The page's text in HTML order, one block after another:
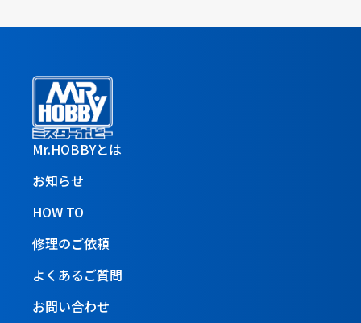
Mr.HOBBYとは
お知らせ
HOW TO
修理のご依頼
よくあるご質問
お問い合わせ